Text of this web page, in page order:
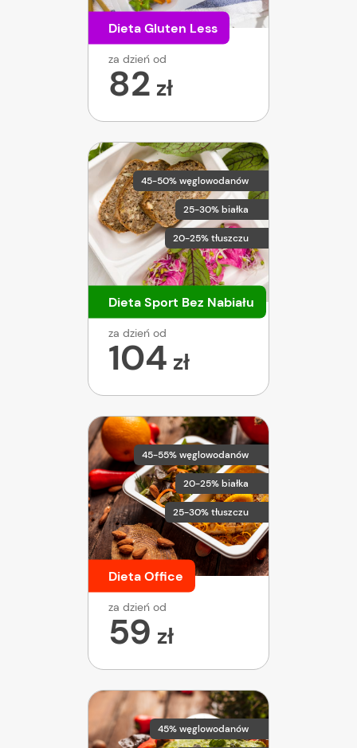
Dieta Gluten Less
za dzień od
82 zł
45-50% węglowodanów
25-30% białka
20-25% tłuszczu
Dieta Sport Bez Nabiału
za dzień od
104 zł
45-55% węglowodanów
20-25% białka
25-30% tłuszczu
Dieta Office
za dzień od
59 zł
45% węglowodanów